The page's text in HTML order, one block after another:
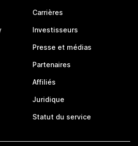
Carrières
Investisseurs
Presse et médias
Partenaires
Affiliés
Juridique
Statut du service